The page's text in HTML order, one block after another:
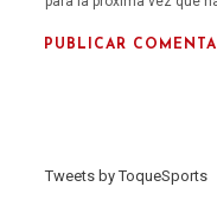
Tweets by ToqueSports